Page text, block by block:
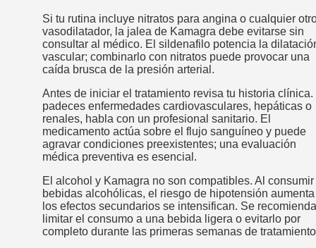
Si tu rutina incluye nitratos para angina o cualquier
vasodilatador, la jalea de Kamagra debe evitarse sin
consultar al médico. El sildenafilo potencia la
vascular; combinarlo con nitratos puede provocar una
caída brusca de la presión arterial.
Antes de iniciar el tratamiento revisa tu historia clínica.
padeces enfermedades cardiovasculares, hepáticas o
renales, habla con un profesional sanitario. El
medicamento actúa sobre el flujo sanguíneo y puede
agravar condiciones preexistentes; una evaluación
médica preventiva es esencial.
El alcohol y Kamagra no son compatibles. Al consumir
bebidas alcohólicas, el riesgo de hipotensión
los efectos secundarios se intensifican. Se recomienda
limitar el consumo a una bebida ligera o evitarlo por
completo durante las primeras semanas de